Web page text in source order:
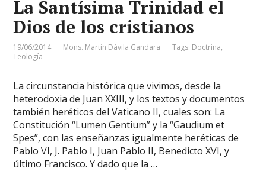
La Santísima Trinidad el
Dios de los cristianos
19/06/2014 Mons. Martin Dávila Gandara Tags: Doctrina,
Teología
La circunstancia histórica que vivimos, desde la
heterodoxia de Juan XXIII, y los textos y documentos
también heréticos del Vaticano II, cuales son: La
Constitución “Lumen Gentium” y la “Gaudium et
Spes”, con las enseñanzas igualmente heréticas de
Pablo VI, J. Pablo I, Juan Pablo II, Benedicto XVI, y
último Francisco. Y dado que la …